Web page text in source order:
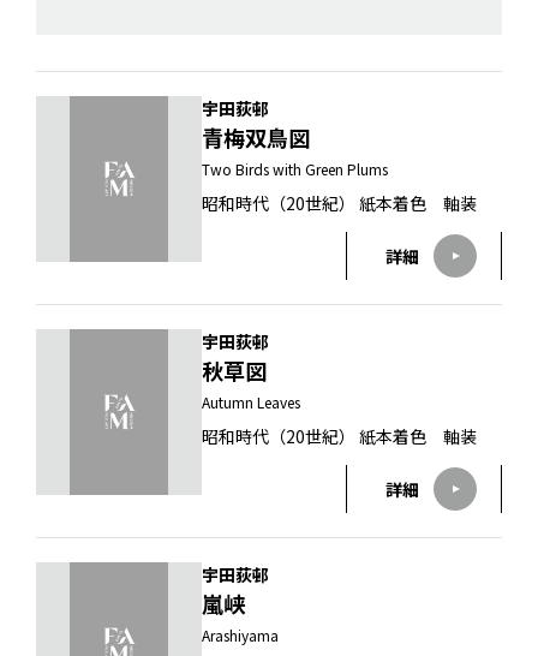
宇田荻邨
青梅双鳥図
Two Birds with Green Plums
昭和時代（20世紀） 紙本着色 軸装
詳細
宇田荻邨
秋草図
Autumn Leaves
昭和時代（20世紀） 紙本着色 軸装
詳細
宇田荻邨
嵐峡
Arashiyama